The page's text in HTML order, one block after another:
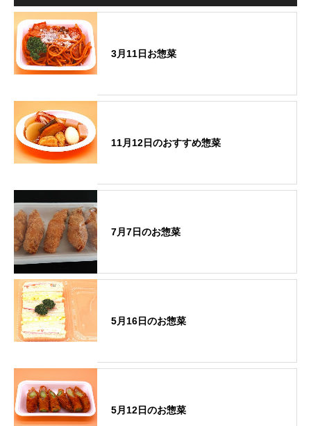
3月11日お惣菜
11月12日のおすすめ惣菜
7月7日のお惣菜
5月16日のお惣菜
5月12日のお惣菜